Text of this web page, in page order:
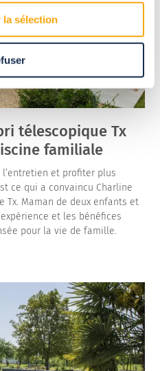
sélection
télescopique Tx
familiale
et profiter plus
ce qui a convaincu Charline
Tx. Maman de deux enfants et
et les bénéfices
pour la vie de famille.